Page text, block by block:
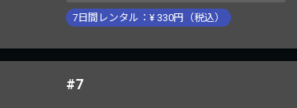
7 日間レンタル：¥ 330円（税込）
#7